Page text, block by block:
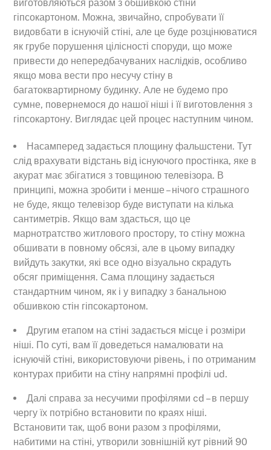
виготовляються разом з обшивкою стіни
гіпсокартоном. Можна, звичайно, спробувати її
видовбати в існуючій стіні, але це буде розцінюватися
як грубе порушення цілісності споруди, що може
привести до непередбачуваних наслідків, особливо
якщо мова вести про несучу стіну в
багатоквартирному будинку. Але не будемо про
сумне, повернемося до нашої ніші і її виготовлення з
гіпсокартону. Виглядає цей процес наступним чином.
Насамперед задається площину фальшстени. Тут
слід врахувати відстань від існуючого простінка, яке в
акурат має збігатися з товщиною телевізора. В
принципі, можна зробити і менше – нічого страшного
не буде, якщо телевізор буде виступати на кілька
сантиметрів. Якщо вам здасться, що це
марнотратство житлового простору, то стіну можна
обшивати в повному обсязі, але в цьому випадку
вийдуть закутки, які все одно візуально скрадуть
обсяг приміщення. Сама площину задається
стандартним чином, як і у випадку з банальною
обшивкою стін гіпсокартоном.
Другим етапом на стіні задається місце і розміри
ніші. По суті, вам її доведеться намалювати на
існуючій стіні, використовуючи рівень, і по отриманим
контурах прибити на стіну напрямні профілі ud.
Далі справа за несучими профілями cd – в першу
чергу їх потрібно встановити по краях ніші.
Встановити так, щоб вони разом з профілями,
набитими на стіні, утворили зовнішній кут рівний 90